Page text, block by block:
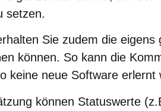
setzen.
Sie zudem die
können. So kann die
keine neue Software erlernt
können Statuswerte